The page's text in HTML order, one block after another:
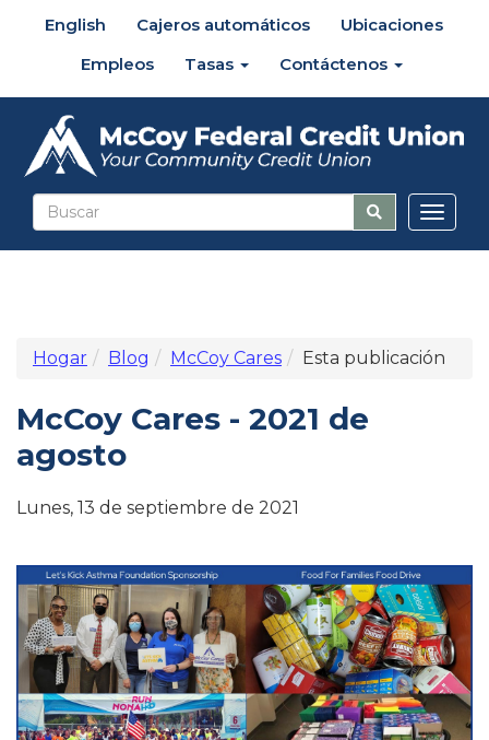
English Cajeros automáticos
Ubicaciones
Empleos
Tasas Contáctenos
Hogar Blog McCoy Cares Esta publicación
McCoy Cares - 2021 de
agosto
Lunes, 13 de septiembre de 2021